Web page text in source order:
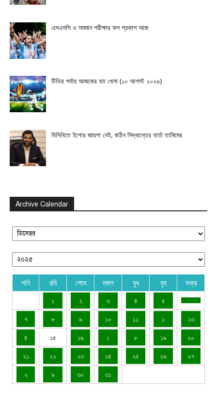
এসএসসি ও সমমান পরীক্ষার ফল প্রকাশ আজ
টিভির পর্দায় আজকের যত খেলা (১০ আগস্ট ২০২৬)
বিসিবিতে ইগোর জায়গা নেই, কঠিন সিদ্ধান্তের বার্তা তামিমের
Archive Calendar
শনি রবি সোম মঙ্গল বুধ বৃহ শুক্র
১ ২ ৩ ৪
৫
৭
৮ ৯ ১০ ১১ ১
১৩
৪
১৫ ১৬ ১ ৮ ১৯
২০
২১
২২ ২৩ ২৪ ২৫ ২৬
২৭
২
৯ ৩০ ৩১